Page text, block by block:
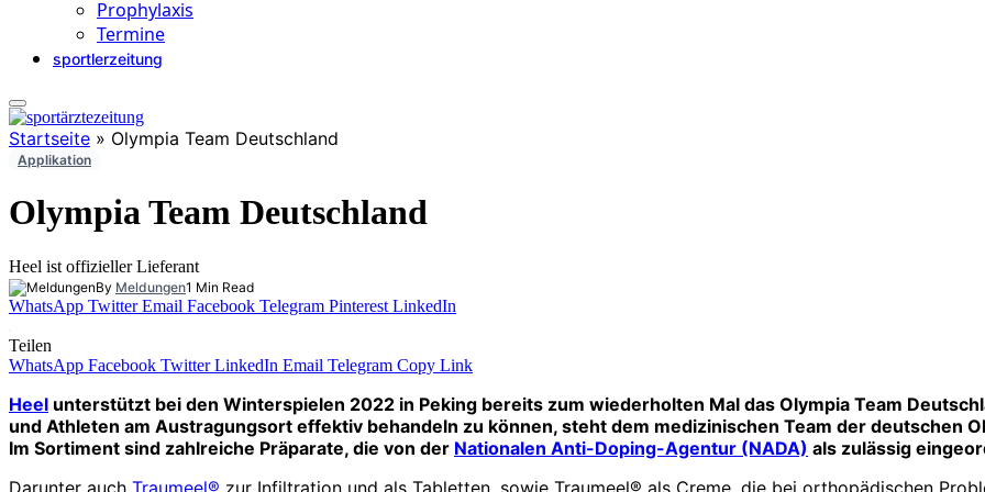
Prophylaxis
Termine
sportlerzeitung
Startseite » Olympia Team Deutschland
Applikation
Olympia Team Deutschland
Heel ist offizieller Lieferant
By Meldungen1 Min Read
WhatsApp Twitter Email Facebook Telegram Pinterest LinkedIn
Teilen
WhatsApp Facebook Twitter LinkedIn Email Telegram Copy Link
Heel unterstützt bei den Winterspielen 2022 in Peking bereits zum wiederholten Mal das Olympia Team
und Athleten am Austragungsort effektiv behandeln zu können, steht dem medizinischen Team der deutschen
Im Sortiment sind zahlreiche Präparate, die von der Nationalen Anti-Doping-Agentur (NADA) als zulässig
Darunter auch Traumeel® zur Infiltration und als Tabletten, sowie Traumeel® als Creme, die bei orthopädischen